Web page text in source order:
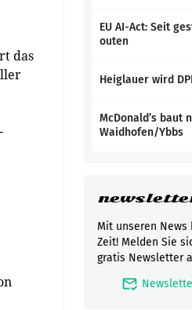
das
EU AI-Act: Seit
outen
Heiglauer wird
McDonald’s baut
Waidhofen/Ybbs
Mit unseren News
Zeit! Melden Sie
gratis Newsletter
mark_email_read